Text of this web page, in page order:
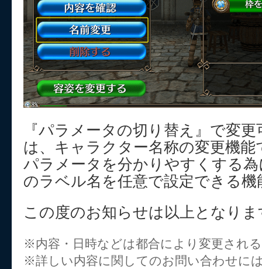
『パラメータの切り替え』で変
は、キャラクター名称の変更機
パラメータを分かりやすくする
のラベル名を任意で設定できる
この度のお知らせは以上となりま
※内容・日時などは都合により変更され
※詳しい内容に関してのお問い合わせに